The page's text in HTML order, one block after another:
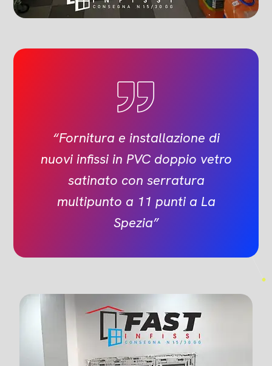
“Fornitura e installazione di
nuovi infissi in PVC doppio vetro
satinato con serratura
multipunto a 11 punti a La
Spezia”